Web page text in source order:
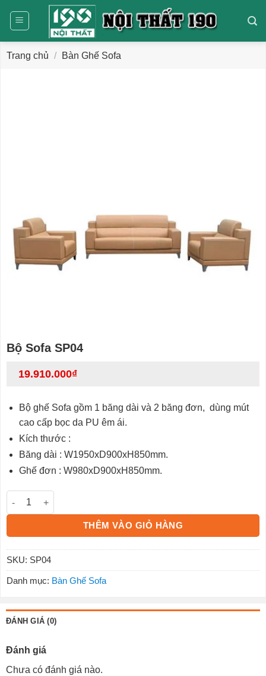
dung
Trang chủ / Bàn Ghế Sofa
Bộ Sofa SP04
19.910.000₫
Bộ ghế Sofa gồm 1 băng dài và 2 băng đơn, dùng mút
cao cấp bọc da PU êm ái.
Kích thước :
Băng dài : W1950xD900xH850mm.
Ghế đơn : W980xD900xH850mm.
Bộ Sofa SP04 số lượng
THÊM VÀO GIỎ HÀNG
SKU: SP04
Danh mục: Bàn Ghế Sofa
ĐÁNH GIÁ (0)
Đánh giá
Chưa có đánh giá nào.